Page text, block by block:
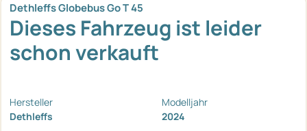
Dethleffs Globebus Go T 45
Dieses Fahrzeug ist leider
schon verkauft
Hersteller
Dethleffs
Modelljahr
2024